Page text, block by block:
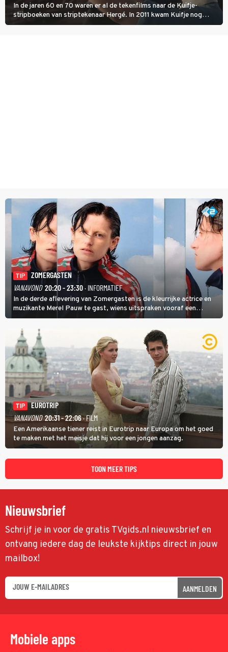
In de jaren 60 en 70 waren er al de tekenfilms naar de Kuifje-
stripboeken van striptekenaar Hergé. In 2011 kwam Kuifje nog
meer tot leven in The Adventures of Tintin van Steven Spielberg.
TIP
ZOMERGASTEN
VANAVOND 20:20 - 23:30· INFORMATIEF
In de derde aflevering van Zomergasten is de kleurrijke actrice en
muzikante Merel Pauw te gast, wiens uitspraken vooraf een
boeiende avond beloven: 'Mijn ideale televisieavond is zoals mijn
identiteit: grenzeloos, absurd en vol angsten'.
TIP
EUROTRIP
VANAVOND 20:31 - 22:06· FILM
Een Amerikaanse tiener reist in Eurotrip naar Europa om het goed
te maken met het meisje dat hij voor een jongen aanzag.
TOON MEER TIPS
Nieuwsbrief
Schrijf je in voor de gratis TVgids.nl nieuwsbrief en
ontvang iedere dag de leukste kijktips direct in jouw
mailbox!
AANMELDEN
Mobiele apps